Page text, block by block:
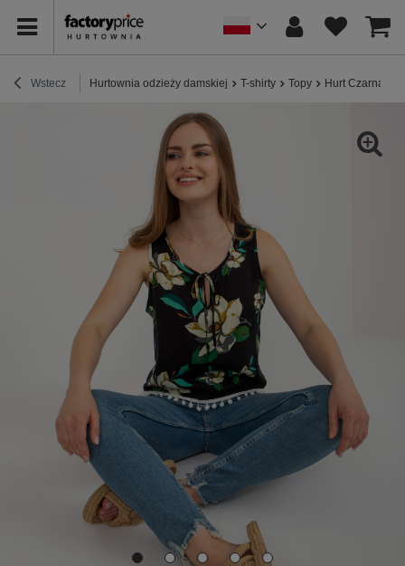
Wstecz Hurtownia odzieży damskiej T-shirty Topy Hurt Czarna